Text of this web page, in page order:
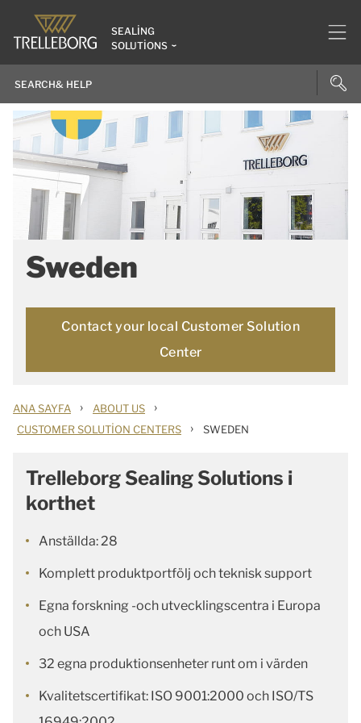
SEALING
SOLUTIONS
Sweden
Contact your local Customer Solution
Center
ANA SAYFA › ABOUT US ›
CUSTOMER SOLUTION CENTERS › SWEDEN
Trelleborg Sealing Solutions i
korthet
Anställda: 28
Komplett produktportfölj och teknisk support
Egna forskning -och utvecklingscentra i Europa
och USA
32 egna produktionsenheter runt om i värden
Kvalitetscertifikat: ISO 9001:2000 och ISO/TS